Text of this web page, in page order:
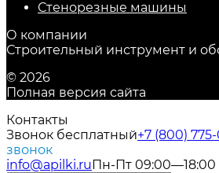
Стенорезные машины
О компании
Строительный инструмент и
© 2026
Полная версия сайта
Контакты
Звонок бесплатный+7 (800)
звонок
info@apilki.ruПн-Пт 09:00—18:00